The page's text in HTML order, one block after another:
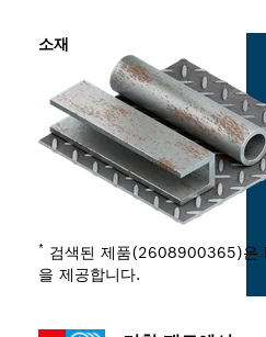
소재
* 검색된 제품(2608900365)은
을 제공합니다.